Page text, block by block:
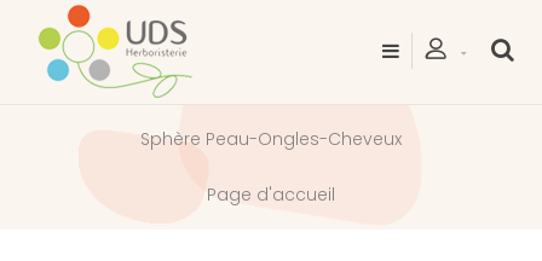
Sphère Peau-Ongles-Cheveux
Page d'accueil